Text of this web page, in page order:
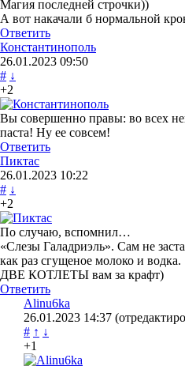
Магия последней строчки))
А вот накачали б нормальной
Ответить
Константинополь
26.01.2023 09:50
# ↓
+2
Вы совершенно правы: во всех
паста! Ну ее совсем!
Ответить
Пиктас
26.01.2023 10:22
# ↓
+2
По случаю, вспомнил…
«Слезы Галадриэль». Сам не
как раз сгущеное молоко и водка.
ДВЕ КОТЛЕТЫ вам за крафт)
Ответить
Alinu6ka
26.01.2023 14:37
# ↑ ↓
+1